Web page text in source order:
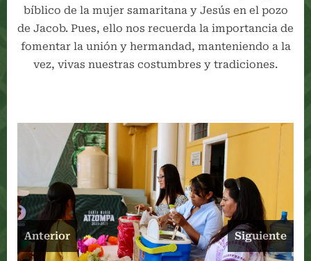
bíblico de la mujer samaritana y Jesús en el pozo
de Jacob. Pues, ello nos recuerda la importancia de
fomentar la unión y hermandad, manteniendo a la
vez, vivas nuestras costumbres y tradiciones.
Anterior Siguiente